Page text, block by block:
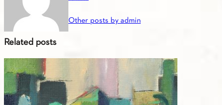
Other posts by admin
Related posts